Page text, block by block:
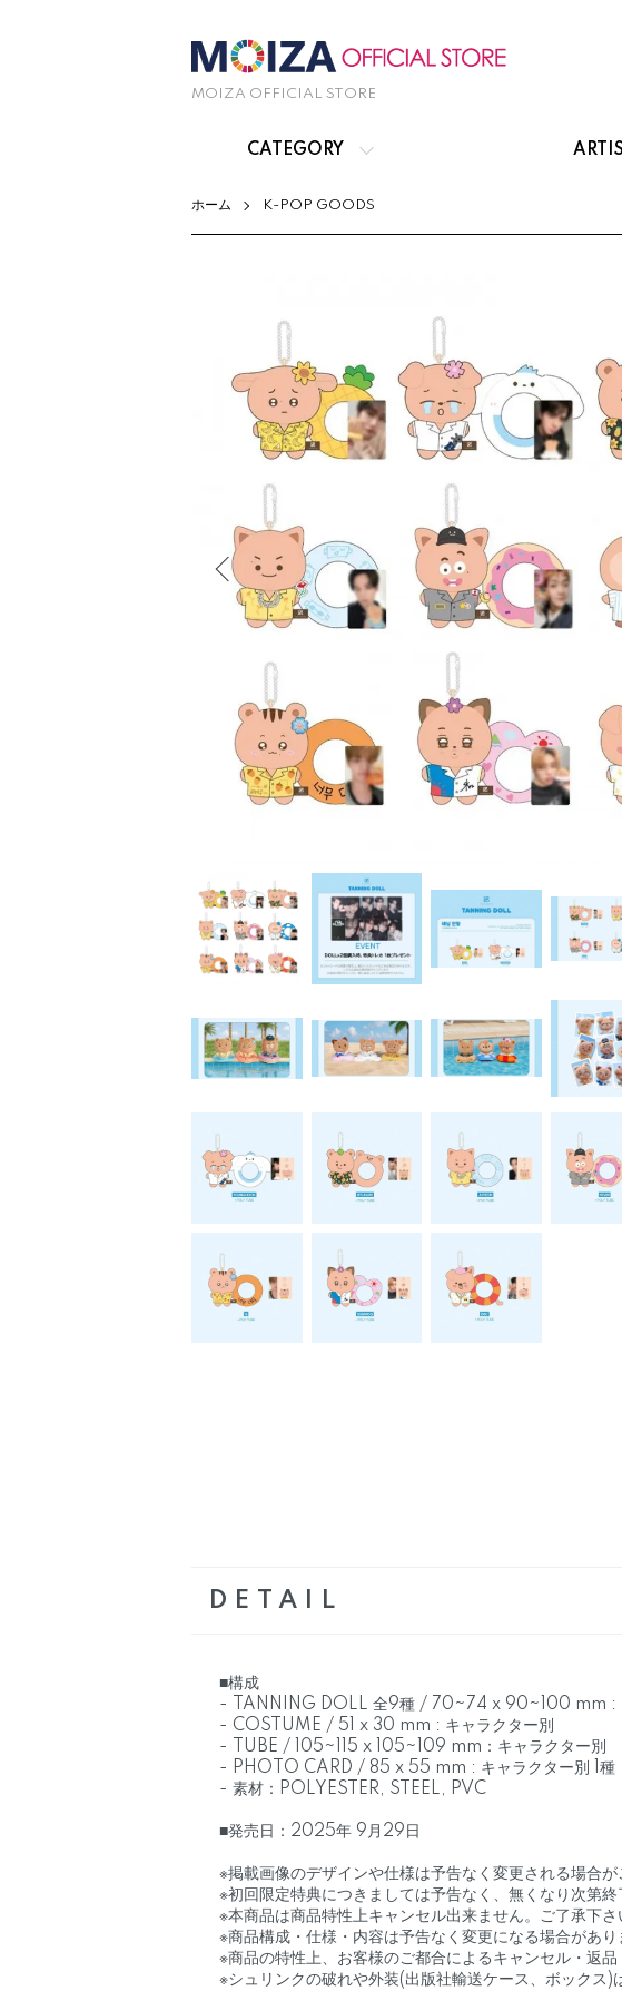
MOIZA OFFICIAL STORE
CATEGORY
ホーム K-POP GOODS
DETAIL
■構成
- TANNING DOLL 全9種 / 70~74 x 90~100 mm :
- COSTUME / 51 x 30 mm : キャラクター別
- TUBE / 105~115 x 105~109 mm：キャラクター別
- PHOTO CARD / 85 x 55 mm : キャラクター別 1種
- 素材：POLYESTER, STEEL, PVC
■発売日：2025年 9月29日
※掲載画像のデザインや仕様は予告なく変更される場合が
※初回限定特典につきましては予告なく、無くなり次第終
※本商品は商品特性上キャンセル出来ません。ご了承下さ
※商品構成・仕様・内容は予告なく変更になる場合があり
※商品の特性上、お客様のご都合によるキャンセル・返品
※シュリンクの破れや外装(出版社輸送ケース、ボックス